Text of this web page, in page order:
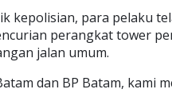
kepolisian, para pelaku
perangkat tower
jalan umum.
dan BP Batam, kami